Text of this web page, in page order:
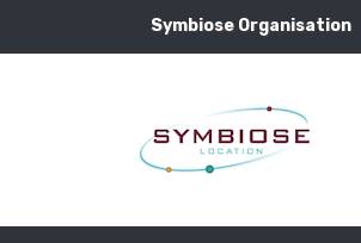
Symbiose Organisation